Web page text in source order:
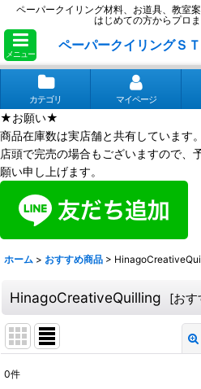
ペーパークイリング材料、お道具、教室
はじめての方からプロ
メニュー
ペーパークイリングＳ
カテゴリ マイページ
★お願い★
商品在庫数は実店舗と共有しています。
店頭で完売の場合もございますので、
願い申し上げます。
ホーム > おすすめ商品 >
HinagoCreativeQuilling [おす
0件